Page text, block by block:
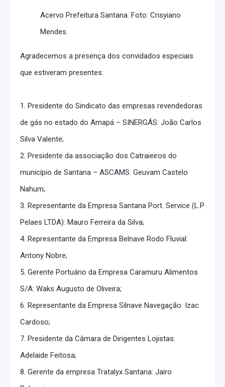
Acervo Prefeitura Santana. Foto: Crisyiano
Mendes.
Agradecemos a presença dos convidados especiais
que estiveram presentes:
1. Presidente do Sindicato das empresas revendedoras
de gás no estado do Amapá – SINERGÁS: João Carlos
Silva Valente;
2. Presidente da associação dos Catraieiros do
município de Santana – ASCAMS: Geuvam Castelo
Nahum;
3. Representante da Empresa Santana Port. Service (L.P
Pelaes LTDA): Mauro Ferreira da Silva;
4. Representante da Empresa Belnave Rodo Fluvial:
Antony Nobre;
5. Gerente Portuário da Empresa Caramuru Alimentos
S/A: Waks Augusto de Oliveira;
6. Representante da Empresa Silnave Navegação: Izac
Cardoso;
7. Presidente da Câmara de Dirigentes Lojistas:
Adelaide Feitosa;
8. Gerente da empresa Tratalyx Santana: Jairo